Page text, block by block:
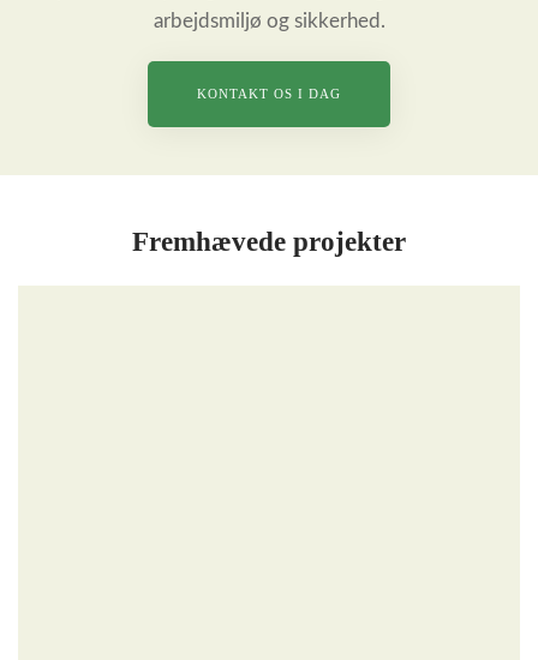
arbejdsmiljø og sikkerhed.
KONTAKT OS I DAG
Fremhævede projekter